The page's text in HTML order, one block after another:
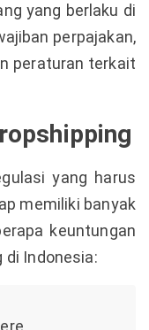
yang berlaku di
perpajakan,
peraturan terkait
yang harus
memiliki banyak
keuntungan
di Indonesia: